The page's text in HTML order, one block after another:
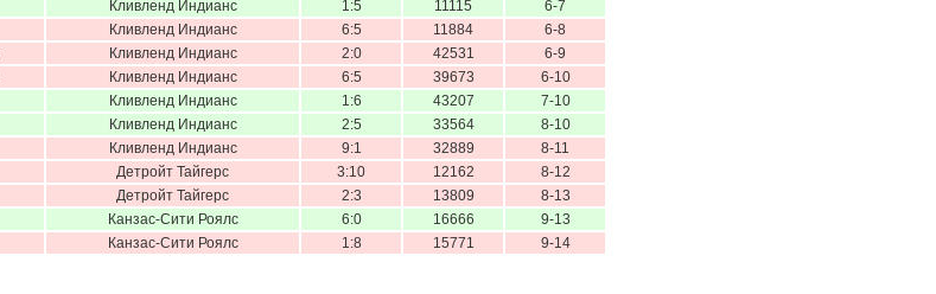
Кливленд Индианс 1:5 11115
6-7
Кливленд Индианс 6:5 11884
6-8
Кливленд Индианс 2:0 42531
6-9
Кливленд Индианс 6:5 39673
6-10
Кливленд Индианс 1:6 43207
7-10
Кливленд Индианс 2:5 33564
8-10
Кливленд Индианс 9:1 32889
8-11
Детройт Тайгерс 3:10 12162
8-12
Детройт Тайгерс 2:3 13809
8-13
Канзас-Сити Роялс 6:0 16666
9-13
Канзас-Сити Роялс 1:8 15771 9-14